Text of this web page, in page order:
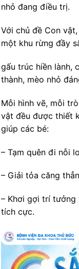
nhỏ đang điều trị.
Với chủ đề Con
một khu rừng đầy
gấu trúc hiền lành,
thành, mèo nhỏ
Mỗi hình vẽ, mỗi
vật đều được thiết
giúp các bé:
– Tạm quên đi nỗi
– Giải tỏa căng
– Khơi gợi trí tưởng
tích cực.